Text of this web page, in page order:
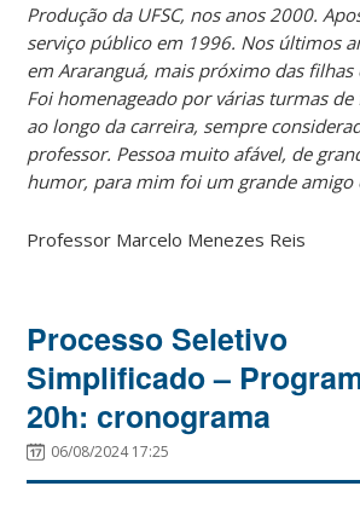
Produção da UFSC, nos anos 2000.
serviço público em 1996. Nos últimos
em Araranguá, mais próximo das filhas
Foi homenageado por várias turmas
ao longo da carreira, sempre
professor. Pessoa muito afável, de
humor, para mim foi um grande amigo
Professor Marcelo Menezes Reis
Processo Seletivo
Simplificado –
20h: cronograma
06/08/2024 17:25